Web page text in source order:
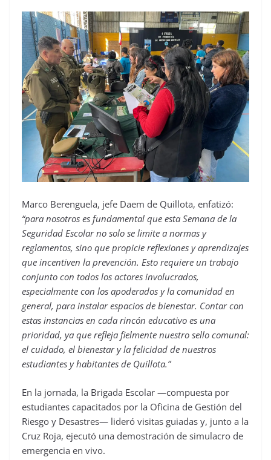
Marco Berenguela, jefe Daem de Quillota, enfatizó:
“para nosotros es fundamental que esta Semana de la
Seguridad Escolar no solo se limite a normas y
reglamentos, sino que propicie reflexiones y aprendizajes
que incentiven la prevención. Esto requiere un trabajo
conjunto con todos los actores involucrados,
especialmente con los apoderados y la comunidad en
general, para instalar espacios de bienestar. Contar con
estas instancias en cada rincón educativo es una
prioridad, ya que refleja fielmente nuestro sello comunal:
el cuidado, el bienestar y la felicidad de nuestros
estudiantes y habitantes de Quillota.”
En la jornada, la Brigada Escolar —compuesta por
estudiantes capacitados por la Oficina de Gestión del
Riesgo y Desastres— lideró visitas guiadas y, junto a la
Cruz Roja, ejecutó una demostración de simulacro de
emergencia en vivo.